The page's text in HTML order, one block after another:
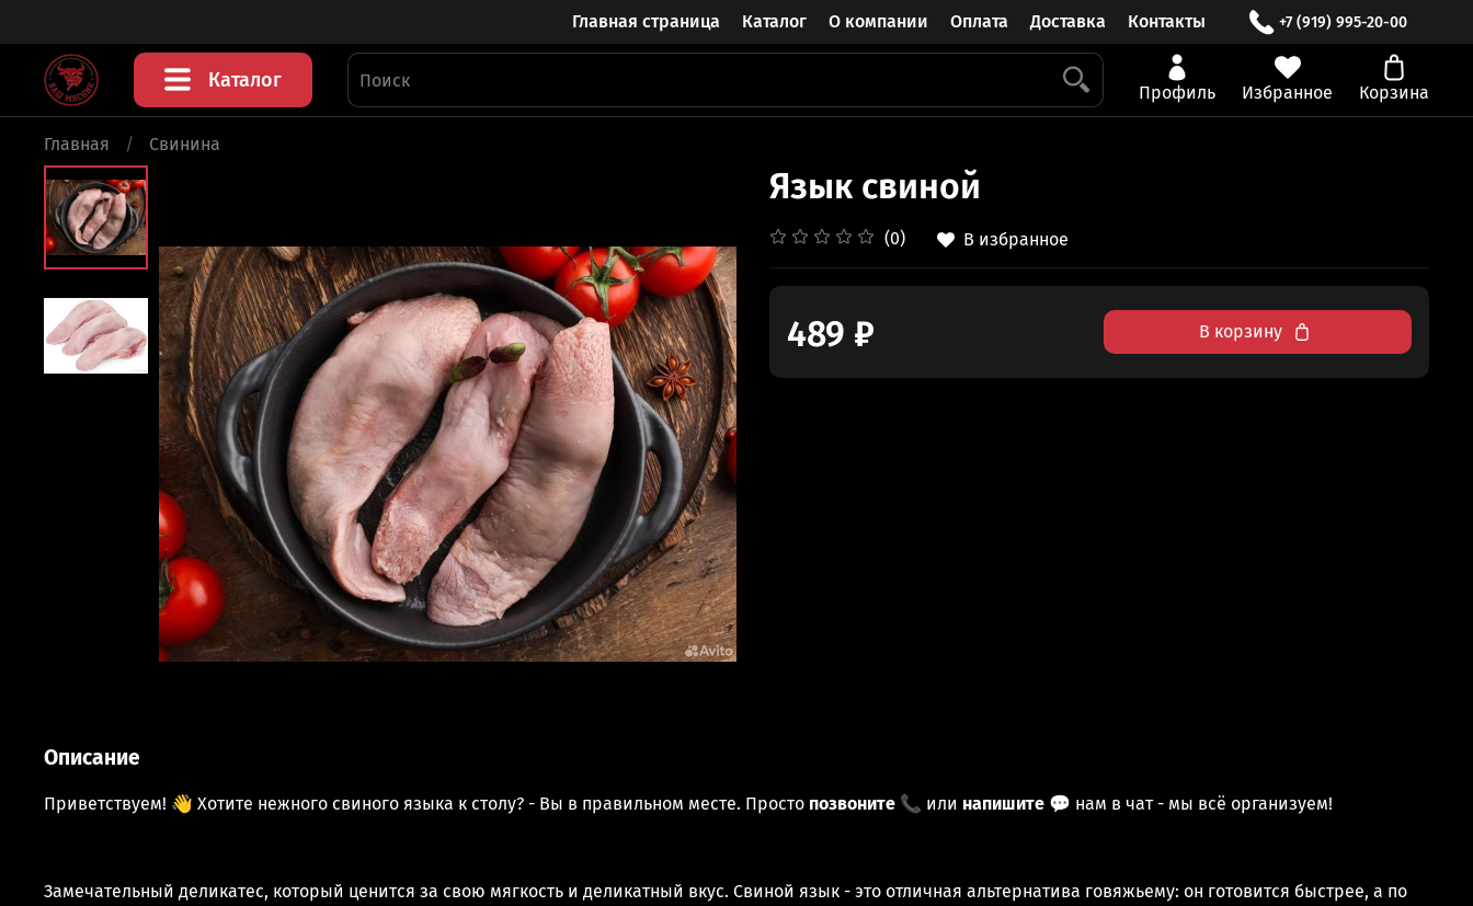
Главная страница Каталог О компании Оплата Доставка Контакты +7 (919) 995-20-00
Каталог Профиль Избранное Корзина
Главная Свинина
Язык свиной
(0) В избранное
489 ₽ В корзину
Описание
Приветствуем! 👋 Хотите нежного свиного языка к столу? - Вы в правильном месте. Просто позвоните 📞 или напишите 💬 нам в чат - мы всё организуем!
Замечательный деликатес, который ценится за свою мягкость и деликатный вкус. Свиной язык - это отличная альтернатива говяжьему: он готовится быстрее, а по